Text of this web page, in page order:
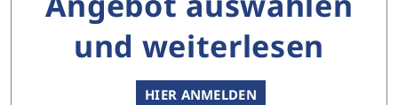
und weiterlesen
HIER ANMELDEN